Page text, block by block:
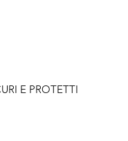
E PROTETTI